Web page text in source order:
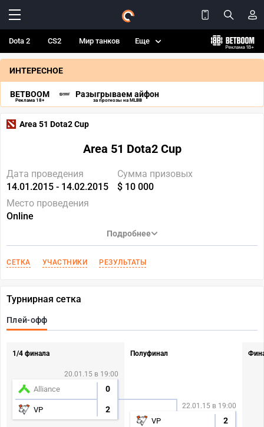
Dota 2 CS2 Мир танков Еще
ИНТЕРЕСНОЕ
BETBOOM
Реклама 18+
Разыгрываем айфон
за прогнозы на MLBB
Area 51 Dota2 Cup
Area 51 Dota2 Cup
Дата проведения
14.01.2015 - 14.02.2015
Сумма призовых
$ 10 000
Место проведения
Online
Подробнее
СЕТКА УЧАСТНИКИ РЕЗУЛЬТАТЫ
Турнирная сетка
Плей-офф
1/4 финала
20.01.15 в 19:00
Alliance 0
VP 2
Полуфинал
22.01.15 в 19:00
VP 2